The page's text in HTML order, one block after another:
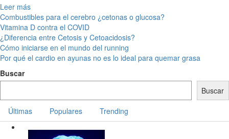
Leer más
Combustibles para el cerebro ¿cetonas o glucosa?
Vitamina D contra el COVID
¿Diferencia entre Cetosis y Cetoacidosis?
Cómo iniciarse en el mundo del running
Por qué el cardio en ayunas no es lo ideal para quemar grasa
Buscar
Buscar
Últimas
Populares Trending